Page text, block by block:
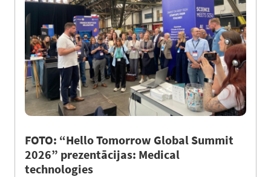
FOTO: “Hello Tomorrow Global Summit
2026” prezentācijas: Medical
technologies